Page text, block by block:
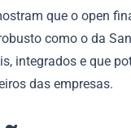
que o open
como o da
integrados e que
das empresas.